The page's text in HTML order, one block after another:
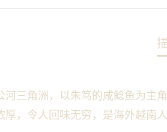
三角洲，以朱笃的咸鲶鱼为主
，令人回味无穷，是海外越南